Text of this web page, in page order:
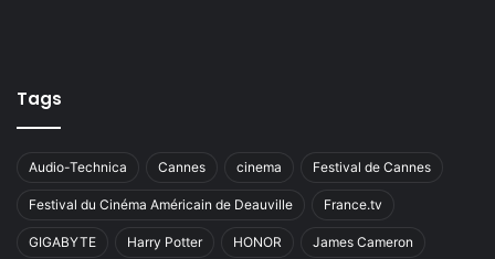
Tags
Audio-Technica Cannes cinema Festival de Cannes
Festival du Cinéma Américain de Deauville France.tv
GIGABYTE Harry Potter HONOR James Cameron